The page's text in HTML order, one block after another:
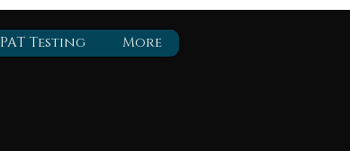
PAT Testing More